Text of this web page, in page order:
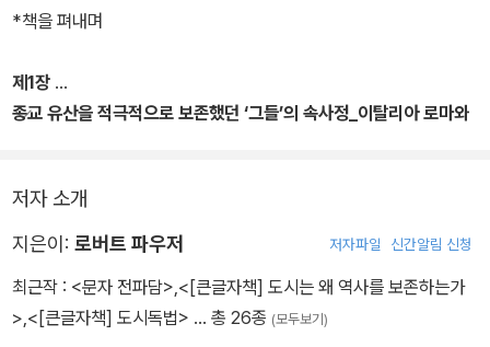
기에는 한 번도 생각하지 못했던 다양한 이유와 배경, 맥락, 논리가 작
짧게는 몇백 년, 길게는 수천 년을 이어온 도시들에 쌓여 있는 숱한 역
있기도 하고, 또 때로는 누구도 의도하지 않았으나 개인과 시민들의
인권과 자유의 추구를 향한 노력이 저절로 만들어낸 것들이 존재하기
투의 기록이 고스란히 남아 있고, 시행착오 또는 쟁투와 승리의 전리
품으로 남아 있는 곳들도 있다.
*책을 펴내며
제1장
종교 유산을 적극적으로 보존했던 ‘그들’의 속사정_이탈리아 로마와
저자 소개
지은이: 로버트 파우저 저자파일 신간알림 신청
최근작 : <문자 전파담>,<[큰글자책] 도시는 왜 역사를 보존하는가
>,<[큰글자책] 도시독법> … 총 26종 (모두보기)